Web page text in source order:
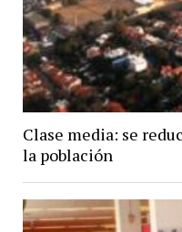
Clase media: se
la población